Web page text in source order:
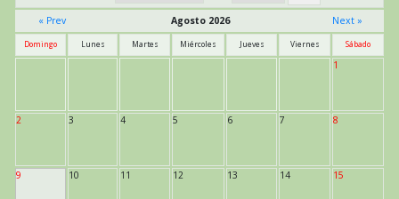
« Prev
Agosto 2026 Next »
Domingo Lunes Martes Miércoles Jueves Viernes Sábado
1
2 3 4 5 6 7 8
9 10 11 12 13 14 15